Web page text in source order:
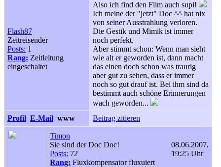
Flash87
Zeitreisender
Posts: 1
Rang: Zeitleitung
eingeschaltet
Also ich find den Film auch supi!
Ich meine der "jetzt" Doc ^^ hat nix
von seiner Ausstrahlung verloren.
Die Gestik und Mimik ist immer
noch perfekt.
Aber stimmt schon: Wenn man sieht
wie alt er geworden ist, dann macht
das einen doch schon was traurig
aber gut zu sehen, dass er immer
noch so gut drauf ist. Bei ihm sind da
bestimmt auch schöne Erinnerungen
wach geworden...
Profil E-Mail www Beitrag zitieren
Timon
Sie sind der Doc Doc!
Posts: 72
Rang: Fluxkompensator fluxuiert
08.06.2007,
19:25 Uhr